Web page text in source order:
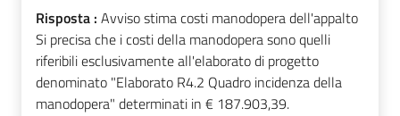
Risposta : Avviso stima costi manodopera dell'appalto
Si precisa che i costi della manodopera sono quelli
riferibili esclusivamente all'elaborato di progetto
denominato "Elaborato R4.2 Quadro incidenza della
manodopera" determinati in € 187.903,39.